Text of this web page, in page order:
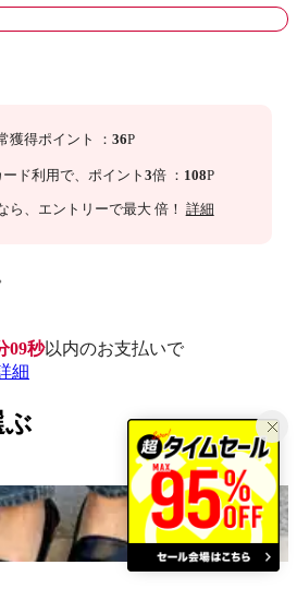
獲得ポイント ： 36P
ド利用で、 ポイント 3倍 ： 108P
ら 、エントリーで最大 倍！ 詳細
08秒以内のお支払いで
細
ぶ